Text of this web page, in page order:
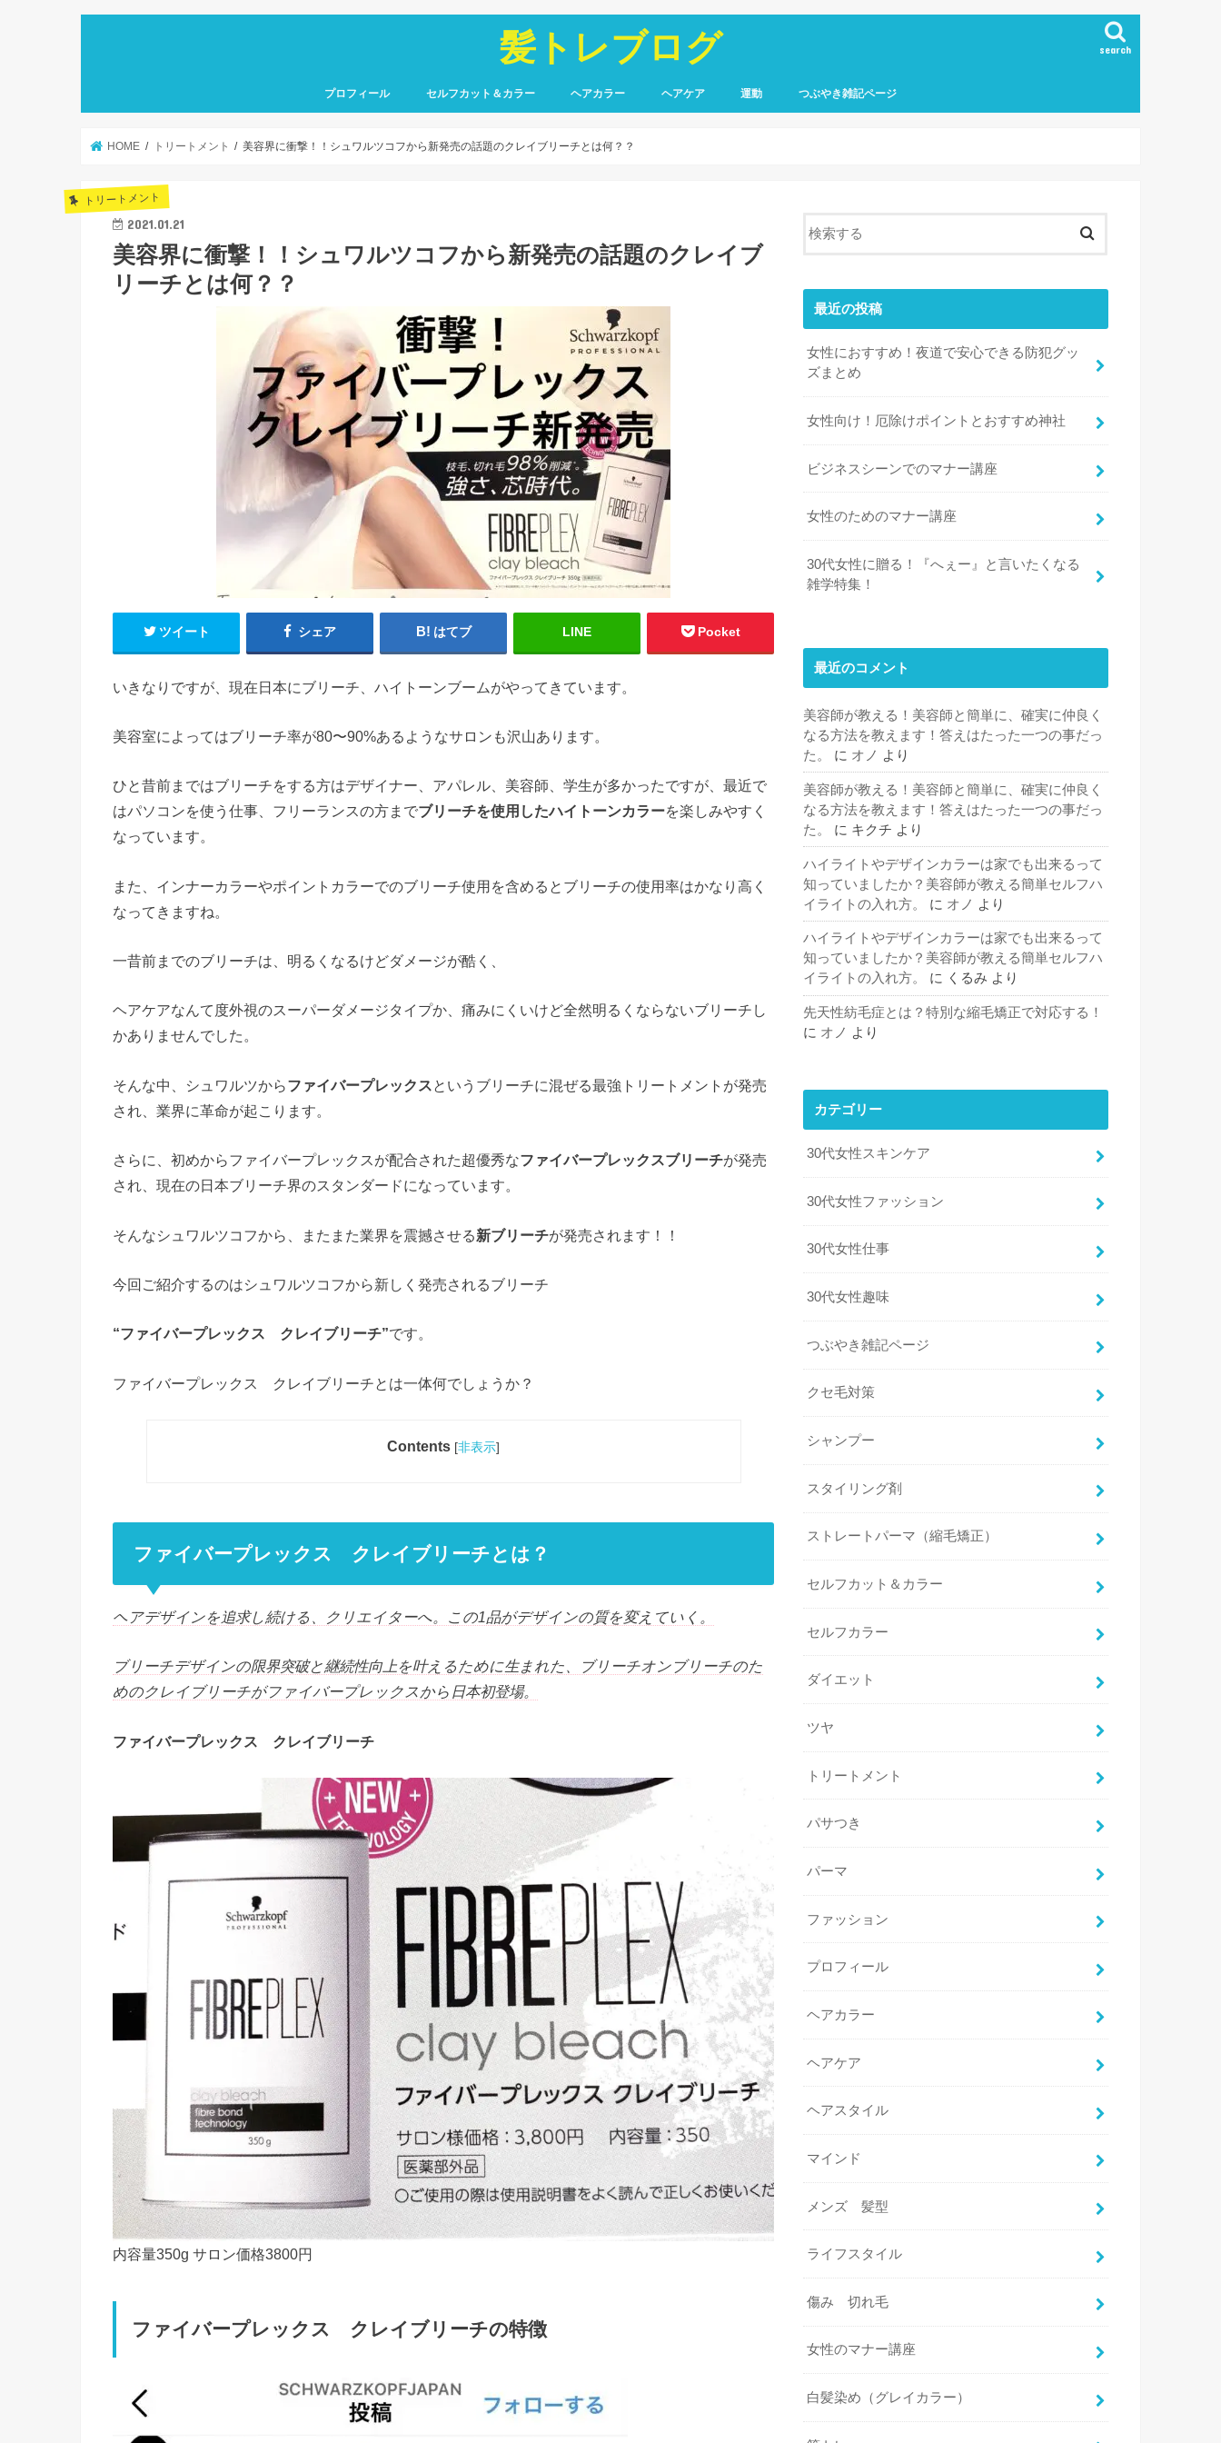
髪トレブログ search
プロフィール セルフカット＆カラー ヘアカラー ヘアケア 運動 つぶやき雑記ページ
HOME トリートメント 美容界に衝撃！！シュワルツコフから新発売の話題のクレイブリーチとは何？？
トリートメント
2021.01.21
美容界に衝撃！！シュワルツコフから新発売の話題のクレイブ
リーチとは何？？
ツイート シェア はてブ LINE Pocket
いきなりですが、現在日本にブリーチ、ハイトーンブームがやってきています。
美容室によってはブリーチ率が80〜90%あるようなサロンも沢山あります。
ひと昔前まではブリーチをする方はデザイナー、アパレル、美容師、学生が多かったですが、最近で
はパソコンを使う仕事、フリーランスの方までブリーチを使用したハイトーンカラーを楽しみやすく
なっています。
また、インナーカラーやポイントカラーでのブリーチ使用を含めるとブリーチの使用率はかなり高く
なってきますね。
一昔前までのブリーチは、明るくなるけどダメージが酷く、
ヘアケアなんて度外視のスーパーダメージタイプか、痛みにくいけど全然明るくならないブリーチし
かありませんでした。
そんな中、シュワルツからファイバープレックスというブリーチに混ぜる最強トリートメントが発売
され、業界に革命が起こります。
さらに、初めからファイバープレックスが配合された超優秀なファイバープレックスブリーチが発売
され、現在の日本ブリーチ界のスタンダードになっています。
そんなシュワルツコフから、またまた業界を震撼させる新ブリーチが発売されます！！
今回ご紹介するのはシュワルツコフから新しく発売されるブリーチ
“ファイバープレックス クレイブリーチ”です。
ファイバープレックス クレイブリーチとは一体何でしょうか？
Contents [非表示]
ファイバープレックス クレイブリーチとは？
ヘアデザインを追求し続ける、クリエイターへ。この1品がデザインの質を変えていく。
ブリーチデザインの限界突破と継続性向上を叶えるために生まれた、ブリーチオンブリーチのた
めのクレイブリーチがファイバープレックスから日本初登場。
ファイバープレックス クレイブリーチ
内容量350g サロン価格3800円
ファイバープレックス クレイブリーチの特徴
最近の投稿
女性におすすめ！夜道で安心できる防犯グッ
ズまとめ
女性向け！厄除けポイントとおすすめ神社
ビジネスシーンでのマナー講座
女性のためのマナー講座
30代女性に贈る！『へぇー』と言いたくなる
雑学特集！
最近のコメント
美容師が教える！美容師と簡単に、確実に仲良く
なる方法を教えます！答えはたった一つの事だっ
た。
に オノ より
美容師が教える！美容師と簡単に、確実に仲良く
なる方法を教えます！答えはたった一つの事だっ
た。
に キクチ より
ハイライトやデザインカラーは家でも出来るって
知っていましたか？美容師が教える簡単セルフハ
イライトの入れ方。
に オノ より
ハイライトやデザインカラーは家でも出来るって
知っていましたか？美容師が教える簡単セルフハ
イライトの入れ方。
に くるみ より
先天性紡毛症とは？特別な縮毛矯正で対応する！
に オノ より
カテゴリー
30代女性スキンケア
30代女性ファッション
30代女性仕事
30代女性趣味
つぶやき雑記ページ
クセ毛対策
シャンプー
スタイリング剤
ストレートパーマ（縮毛矯正）
セルフカット＆カラー
セルフカラー
ダイエット
ツヤ
トリートメント
パサつき
パーマ
ファッション
プロフィール
ヘアカラー
ヘアケア
ヘアスタイル
マインド
メンズ 髪型
ライフスタイル
傷み 切れ毛
女性のマナー講座
白髪染め（グレイカラー）